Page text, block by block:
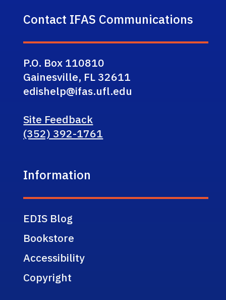
Contact IFAS Communications
P.O. Box 110810
Gainesville, FL 32611
edishelp@ifas.ufl.edu
Site Feedback
(352) 392-1761
Information
EDIS Blog
Bookstore
Accessibility
Copyright